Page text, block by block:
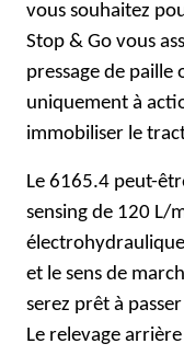
vous souhaitez
Stop & Go vous
pressage de paille
uniquement à
immobiliser le
Le 6165.4 peut-
sensing de 120 L/
et le sens de
serez prêt à
Le relevage